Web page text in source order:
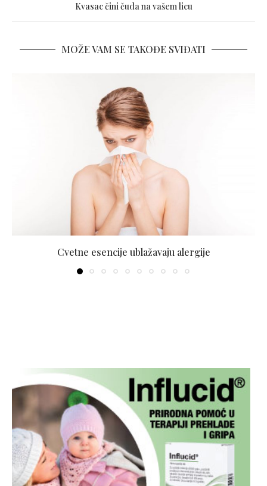
Kvasac čini čuda na vašem licu
MOŽE VAM SE TAKOĐE SVIĐATI
Cvetne esencije ublažavaju alergije